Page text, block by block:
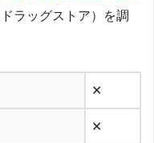
ラッグストア）を調
✕
✕